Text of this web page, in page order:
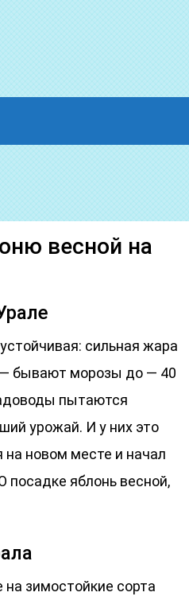
весной на
сильная жара
— бывают морозы до — 40
пытаются
урожай. И у них это
новом месте и начал
посадке яблонь весной,
зимостойкие сорта